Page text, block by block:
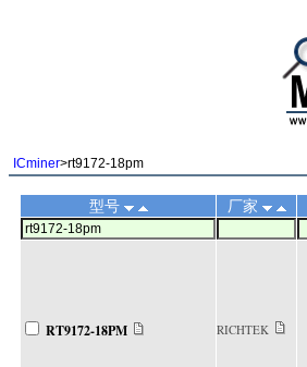
ICminer>rt9172-18pm
型号 厂家
RT9172-18PM RICHTEK